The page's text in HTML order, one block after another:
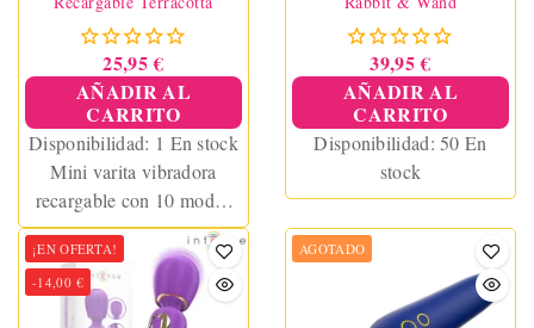
25,95 €
AÑADIR AL
CARRITO
Disponibilidad: 1 En stock
Mini varita vibradora
recargable con 10 modos
de vibración. Compacta,
potente y sin cables. Ideal
para masajes o
estimulación del clítoris.
39,95 €
AÑADIR AL
CARRITO
Disponibilidad:50 En
stock
¡EN OFERTA!
-14,00 €
AGOTADO